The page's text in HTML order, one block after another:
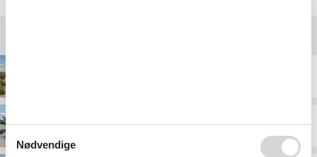
Frederikshavn
Nødvendige